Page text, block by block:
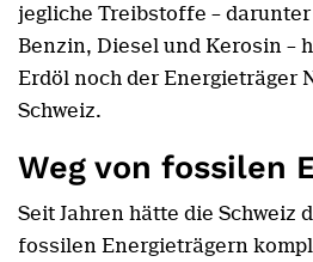
jegliche Treibstoffe –
Benzin, Diesel und Kerosin –
Erdöl noch der Energieträger
Schweiz.
Weg von fossilen
Seit Jahren hätte die Schweiz
fossilen Energieträgern